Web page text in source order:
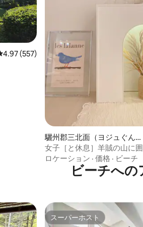
ビュー557件、5つ星中4.97つ星の平均
4.97 (557)
驪州郡三北面（ヨジュぐん、
サンブクミョン）のペンショ
ン
女子［と休息］羊賊の山に
な村、羊平20分、ルーデンシ
ロケーション · 価格 · ビーチ
ビーチへ
スーパーホスト
スーパーホスト